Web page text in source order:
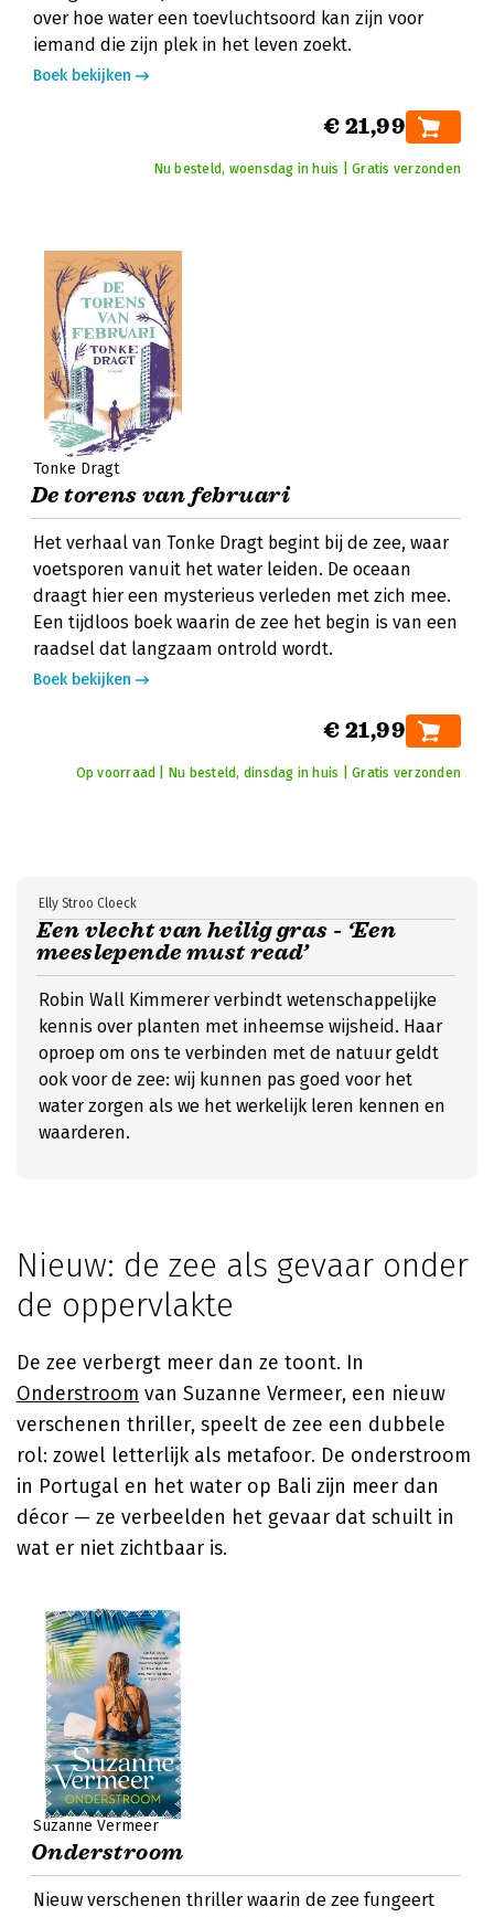
over hoe water een toevluchtsoord kan zijn voor
iemand die zijn plek in het leven zoekt.
Boek bekijken
€ 21,99
Nu besteld, woensdag in huis | Gratis verzonden
Tonke Dragt
De torens van februari
Het verhaal van Tonke Dragt begint bij de zee, waar
voetsporen vanuit het water leiden. De oceaan
draagt hier een mysterieus verleden met zich mee.
Een tijdloos boek waarin de zee het begin is van een
raadsel dat langzaam ontrold wordt.
Boek bekijken
€ 21,99
Op voorraad | Nu besteld, dinsdag in huis | Gratis verzonden
Een vlecht van heilig gras - ‘Een
meeslepende must read’
Elly Stroo Cloeck
Robin Wall Kimmerer verbindt wetenschappelijke
kennis over planten met inheemse wijsheid. Haar
oproep om ons te verbinden met de natuur geldt
ook voor de zee: wij kunnen pas goed voor het
water zorgen als we het werkelijk leren kennen en
waarderen.
Nieuw: de zee als gevaar onder
de oppervlakte
De zee verbergt meer dan ze toont. In
Onderstroom van Suzanne Vermeer, een nieuw
verschenen thriller, speelt de zee een dubbele
rol: zowel letterlijk als metafoor. De onderstroom
in Portugal en het water op Bali zijn meer dan
décor — ze verbeelden het gevaar dat schuilt in
wat er niet zichtbaar is.
Suzanne Vermeer
Onderstroom
Nieuw verschenen thriller waarin de zee fungeert